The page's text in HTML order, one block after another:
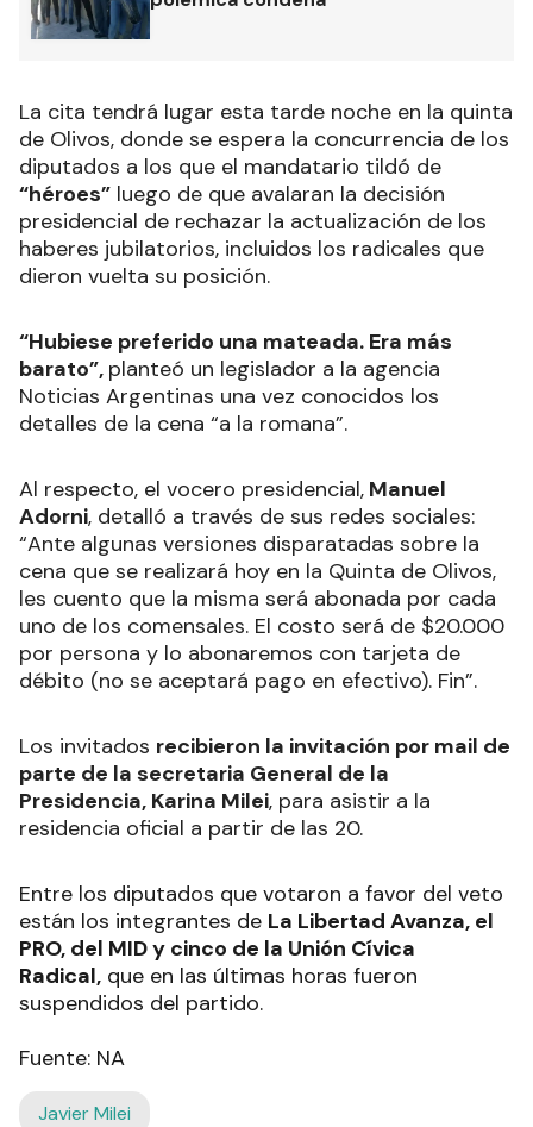
La cita tendrá lugar esta tarde noche en la quinta
de Olivos, donde se espera la concurrencia de los
diputados a los que el mandatario tildó de
“héroes” luego de que avalaran la decisión
presidencial de rechazar la actualización de los
haberes jubilatorios, incluidos los radicales que
dieron vuelta su posición.
“Hubiese preferido una mateada. Era más
barato”, planteó un legislador a la agencia
Noticias Argentinas una vez conocidos los
detalles de la cena “a la romana”.
Al respecto, el vocero presidencial, Manuel
Adorni, detalló a través de sus redes sociales:
“Ante algunas versiones disparatadas sobre la
cena que se realizará hoy en la Quinta de Olivos,
les cuento que la misma será abonada por cada
uno de los comensales. El costo será de $20.000
por persona y lo abonaremos con tarjeta de
débito (no se aceptará pago en efectivo). Fin”.
Los invitados recibieron la invitación por mail de
parte de la secretaria General de la
Presidencia, Karina Milei, para asistir a la
residencia oficial a partir de las 20.
Entre los diputados que votaron a favor del veto
están los integrantes de La Libertad Avanza, el
PRO, del MID y cinco de la Unión Cívica
Radical, que en las últimas horas fueron
suspendidos del partido.
Fuente: NA
Javier Milei